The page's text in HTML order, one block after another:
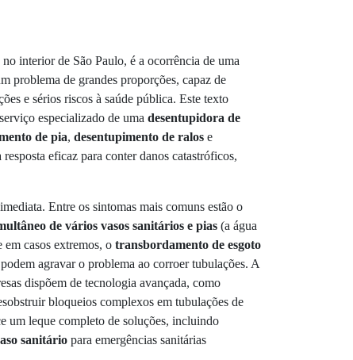
interior de São Paulo, é a ocorrência de uma
problema de grandes proporções, capaz de
e sérios riscos à saúde pública. Este texto
especializado de uma desentupidora de
de pia, desentupimento de ralos e
eficaz para conter danos catastróficos,
Entre os sintomas mais comuns estão o
de vários vasos sanitários e pias (a água
em casos extremos, o transbordamento de esgoto
agravar o problema ao corroer tubulações. A
dispõem de tecnologia avançada, como
bloqueios complexos em tubulações de
um leque completo de soluções, incluindo
sanitário para emergências sanitárias